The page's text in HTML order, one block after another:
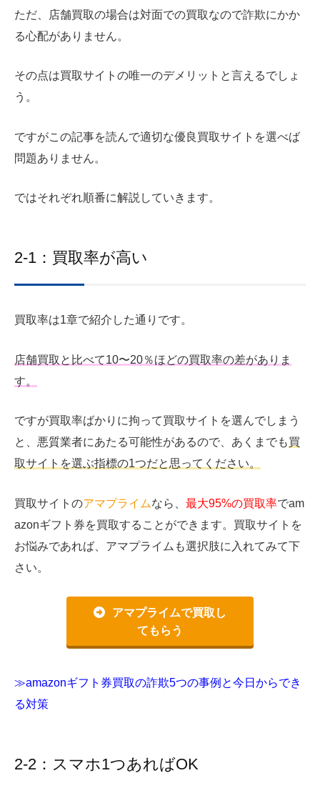
ただ、店舗買取の場合は対面での買取なので詐欺にかか
る心配がありません。
その点は買取サイトの唯一のデメリットと言えるでしょ
う。
ですがこの記事を読んで適切な優良買取サイトを選べば
問題ありません。
ではそれぞれ順番に解説していきます。
2-1：買取率が高い
買取率は1章で紹介した通りです。
店舗買取と比べて10〜20％ほどの買取率の差がありま
す。
ですが買取率ばかりに拘って買取サイトを選んでしまう
と、悪質業者にあたる可能性があるので、あくまでも買
取サイトを選ぶ指標の1つだと思ってください。
買取サイトのアマプライムなら、 最大95%の買取率でam
azonギフト券を買取することができます。買取サイトを
お悩みであれば、アマプライムも選択肢に入れてみて下
さい。
アマプライムで買取し
てもらう
≫amazonギフト券買取の詐欺5つの事例と今日からでき
る対策
2-2：スマホ1つあればOK